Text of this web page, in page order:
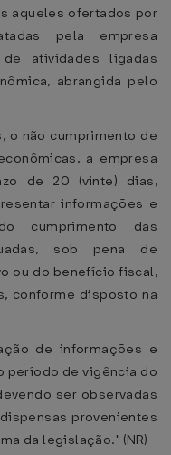
aqueles ofertados por
pela empresa
atividades ligadas
abrangida pelo
o não cumprimento de
a empresa
de 20 (vinte) dias,
informações e
cumprimento das
sob pena de
ou do benefício fiscal,
conforme disposto na
de informações e
período de vigência do
ser observadas
provenientes
da legislação." (NR)